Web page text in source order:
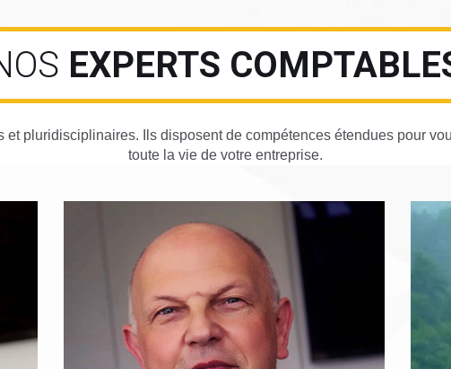
EXPERTS
et pluridisciplinaires. Ils disposent de compétences étendues pour
toute la vie de votre entreprise.
GILLES BENICOURT